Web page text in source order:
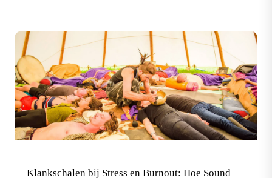
Klankschalen bij Stress en Burnout: Hoe Sound